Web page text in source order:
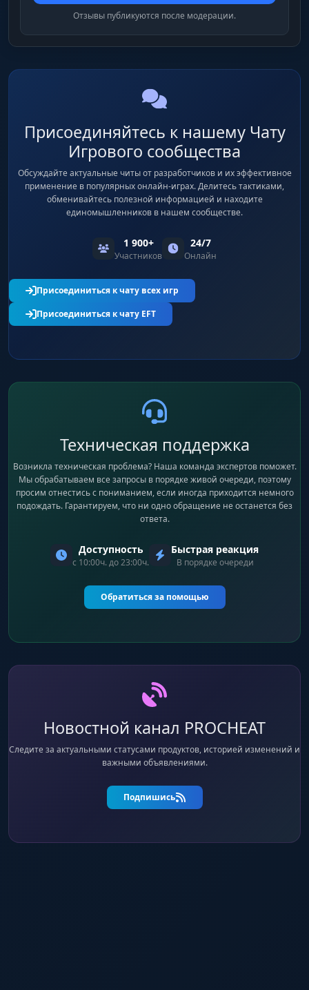
Отзывы публикуются после модерации.
Присоединяйтесь к нашему Чату
Игрового сообщества
Обсуждайте актуальные читы от разработчиков и их эффективное
применение в популярных онлайн-играх. Делитесь тактиками,
обменивайтесь полезной информацией и находите
единомышленников в нашем сообществе.
1 900+
Участников
24/7
Онлайн
Присоединиться к чату всех игр
Присоединиться к чату EFT
Техническая поддержка
Возникла техническая проблема? Наша команда экспертов поможет.
Мы обрабатываем все запросы в порядке живой очереди, поэтому
просим отнестись с пониманием, если иногда приходится немного
подождать. Гарантируем, что ни одно обращение не останется без
ответа.
Доступность
с 10:00ч. до 23:00ч.
Быстрая реакция
В порядке очереди
Обратиться за помощью
Новостной канал PROCHEAT
Следите за актуальными статусами продуктов, историей изменений и
важными объявлениями.
Подпишись